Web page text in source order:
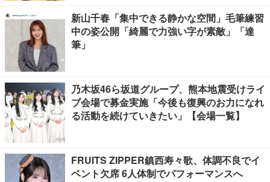
新山千春「集中できる静かな空間」毛筆練習
中の姿公開「綺麗で力強い字が素敵」「達
筆」
乃木坂46ら坂道グループ、熊本地震受けライ
ブ会場で募金実施「今後も復興のお力になれ
る活動を続けていきたい」【会場一覧】
FRUITS ZIPPER鎮西寿々歌、体調不良でイ
ベント欠席 6人体制でパフォーマンスへ